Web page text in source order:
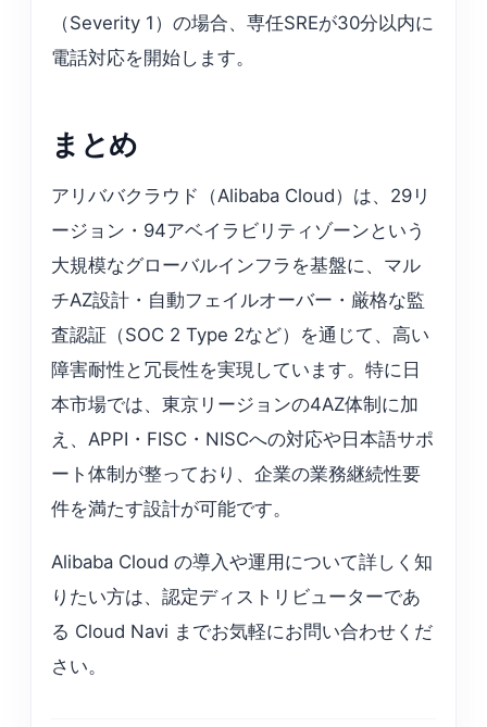
（Severity 1）の場合、専任SREが30分以内に
電話対応を開始します。
まとめ
アリババクラウド（Alibaba Cloud）は、29リ
ージョン・94アベイラビリティゾーンという
大規模なグローバルインフラを基盤に、マル
チAZ設計・自動フェイルオーバー・厳格な監
査認証（SOC 2 Type 2など）を通じて、高い
障害耐性と冗長性を実現しています。特に日
本市場では、東京リージョンの4AZ体制に加
え、APPI・FISC・NISCへの対応や日本語サポ
ート体制が整っており、企業の業務継続性要
件を満たす設計が可能です。
Alibaba Cloud の導入や運用について詳しく知
りたい方は、認定ディストリビューターであ
る Cloud Navi までお気軽にお問い合わせくだ
さい。